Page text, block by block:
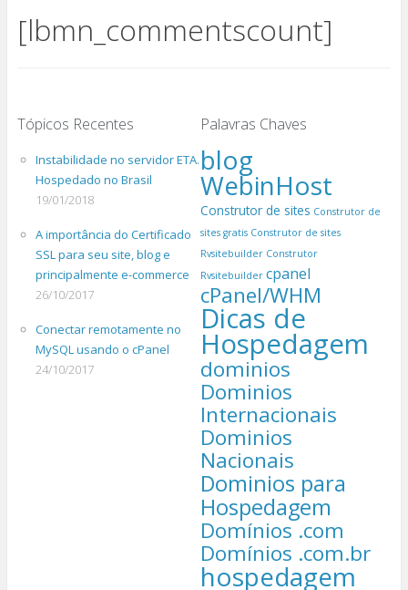
[lbmn_commentscount]
Tópicos Recentes
Instabilidade no servidor ETA.
Hospedado no Brasil
19/01/2018
A importância do Certificado
SSL para seu site, blog e
principalmente e-commerce
26/10/2017
Conectar remotamente no
MySQL usando o cPanel
24/10/2017
Palavras Chaves
blog
WebinHost
Construtor de sites Construtor de
sites gratis Construtor de sites
Rvsitebuilder Construtor
Rvsitebuilder cpanel
cPanel/WHM
Dicas de
Hospedagem
dominios
Dominios
Internacionais
Dominios
Nacionais
Dominios para
Hospedagem
Domínios .com
Domínios .com.br
hospedagem